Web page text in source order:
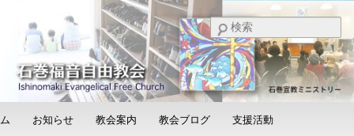
ツ
石巻福音自由教会（Ishinomaki
Evangelical Free Church）
日本福音自由教会の有志による「石巻宣教支援会」によって支えられる新し
い教会と、被災地支援活動のご紹介
索
イ
お知らせ 教会案内 教会ブログ 支援活動